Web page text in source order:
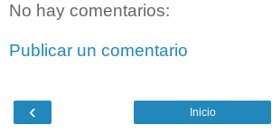
No hay comentarios:
Publicar un comentario
‹ Inicio